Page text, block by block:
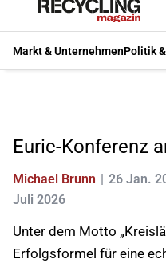
Markt & UnternehmenPolitik
Euric-Konferenz
Michael Brunn 26 Jan.
Juli 2026
Unter dem Motto
Erfolgsformel für eine